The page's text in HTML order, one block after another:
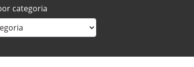
categoria